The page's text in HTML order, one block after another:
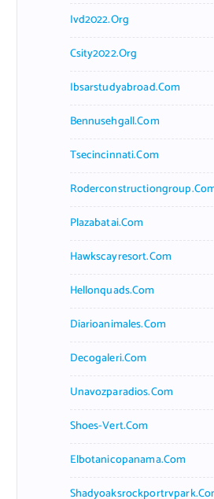
Ivd2022.org
Csity2022.org
Ibsarstudyabroad.com
Bennusehgall.com
Tsecincinnati.com
Plazabatai.com
Hawkscayresort.com
Hellonquads.com
Diarioanimales.com
Decogaleri.com
Unavozparadios.com
Shoes-Vert.com
Elbotanicopanama.com